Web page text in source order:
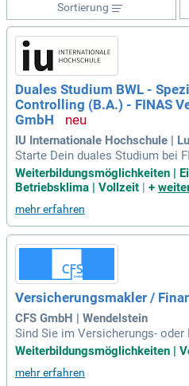
Sortierung
Duales Studium BWL -
Controlling (B.A.) - FINAS
GmbH
IU Internationale Hochschule |
Starte Dein duales Studium bei
r 30 Jahren Erfahrung in der
des Teams der FINAS
ssen bieten wir eine monatliche
Du arbeitest in einem
Entwicklungs- und
wartet Dich eine offene und
mit motivierten Kolleg:innen.
en Teams und starte am 1.
Weiterbildungsmöglichkeiten |
Betriebsklima | Vollzeit | +
mehr erfahren
Versicherungsmakler /
CFS GmbH | Wendelstein
Sind Sie im Versicherungs- oder
len Ihre Beratungskompetenz
itlich zu betreuen. Unser Fokus
Weiterbildungsmöglichkeiten |
mehr erfahren